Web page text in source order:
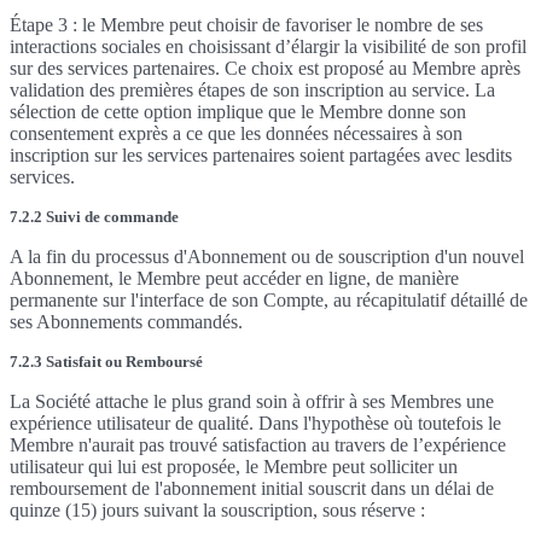
Étape 3 : le Membre peut choisir de favoriser le nombre de ses
interactions sociales en choisissant d’élargir la visibilité de son profil
sur des services partenaires. Ce choix est proposé au Membre après
validation des premières étapes de son inscription au service. La
sélection de cette option implique que le Membre donne son
consentement exprès a ce que les données nécessaires à son
inscription sur les services partenaires soient partagées avec lesdits
services.
7.2.2 Suivi de commande
A la fin du processus d'Abonnement ou de souscription d'un nouvel
Abonnement, le Membre peut accéder en ligne, de manière
permanente sur l'interface de son Compte, au récapitulatif détaillé de
ses Abonnements commandés.
7.2.3 Satisfait ou Remboursé
La Société attache le plus grand soin à offrir à ses Membres une
expérience utilisateur de qualité. Dans l'hypothèse où toutefois le
Membre n'aurait pas trouvé satisfaction au travers de l’expérience
utilisateur qui lui est proposée, le Membre peut solliciter un
remboursement de l'abonnement initial souscrit dans un délai de
quinze (15) jours suivant la souscription, sous réserve :